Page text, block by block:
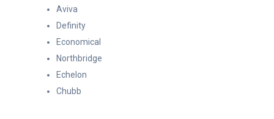
Aviva
Definity
Economical
Northbridge
Echelon
Chubb